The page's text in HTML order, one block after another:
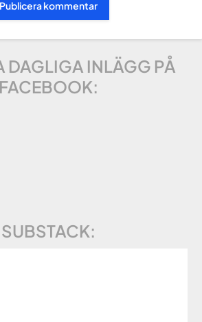
DAGLIGA INLÄGG PÅ
FACEBOOK:
SUBSTACK: